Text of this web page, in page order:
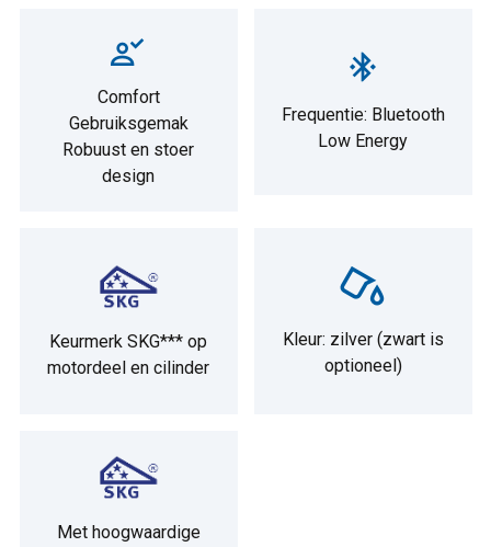
Comfort
Gebruiksgemak
Robuust en stoer
design
Frequentie: Bluetooth
Low Energy
Keurmerk SKG*** op
motordeel en cilinder
Kleur: zilver (zwart is
optioneel)
Met hoogwaardige